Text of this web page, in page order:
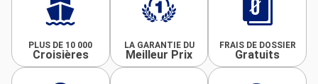
PLUS DE 10 000
Croisières
LA GARANTIE DU
Meilleur Prix
FRAIS DE DOSSIER
Gratuits